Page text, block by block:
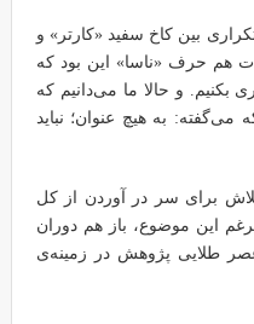
مکالمه‌ای تکراری بین کاخ سفید «کارتر» و
هم حرف «ناسا» این بود که
بکنیم. و حالا ما می‌دانیم که
به هیچ عنوان؛ نباید
برای سر در آوردن از کل
این موضوع، باز هم دوران
طلایی پژوهش در زمینه‌ی